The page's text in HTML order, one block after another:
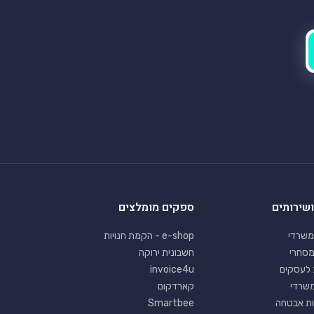
משרדי
לעסקים
משרדי
אבטחה
ספקים מומלצים
e-shop - הקמת חנויות
חשבונית ירוקה
invoice4u
קארדקום
Smartbee